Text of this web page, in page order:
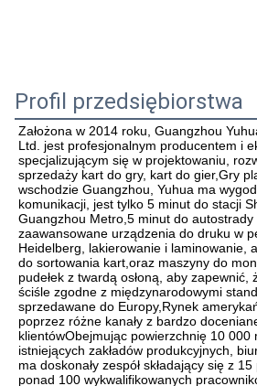
Profil przedsiębiorstwa
Założona w 2014 roku, Guangzhou
Ltd. jest profesjonalnym producentem i
specjalizującym się w projektowaniu,
sprzedaży kart do gry, kart do gier,Gry
wschodzie Guangzhou, Yuhua ma
komunikacji, jest tylko 5 minut do stacji
Guangzhou Metro,5 minut do autostrady
zaawansowane urządzenia do druku w
Heidelberg, lakierowanie i laminowanie,
do sortowania kart,oraz maszyny do
pudełek z twardą osłoną, aby zapewnić,
ściśle zgodne z międzynarodowymi
sprzedawane do Europy,Rynek
poprzez różne kanały z bardzo
klientówObejmując powierzchnię 10 000
istniejących zakładów produkcyjnych,
ma doskonały zespół składający się z
ponad 100 wykwalifikowanych